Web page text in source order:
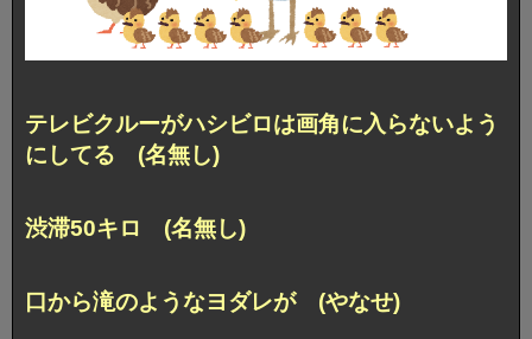
テレビクルーがハシビロは画角に入らないよう
にしてる (名無し)
渋滞50キロ (名無し)
口から滝のようなヨダレが (やなせ)